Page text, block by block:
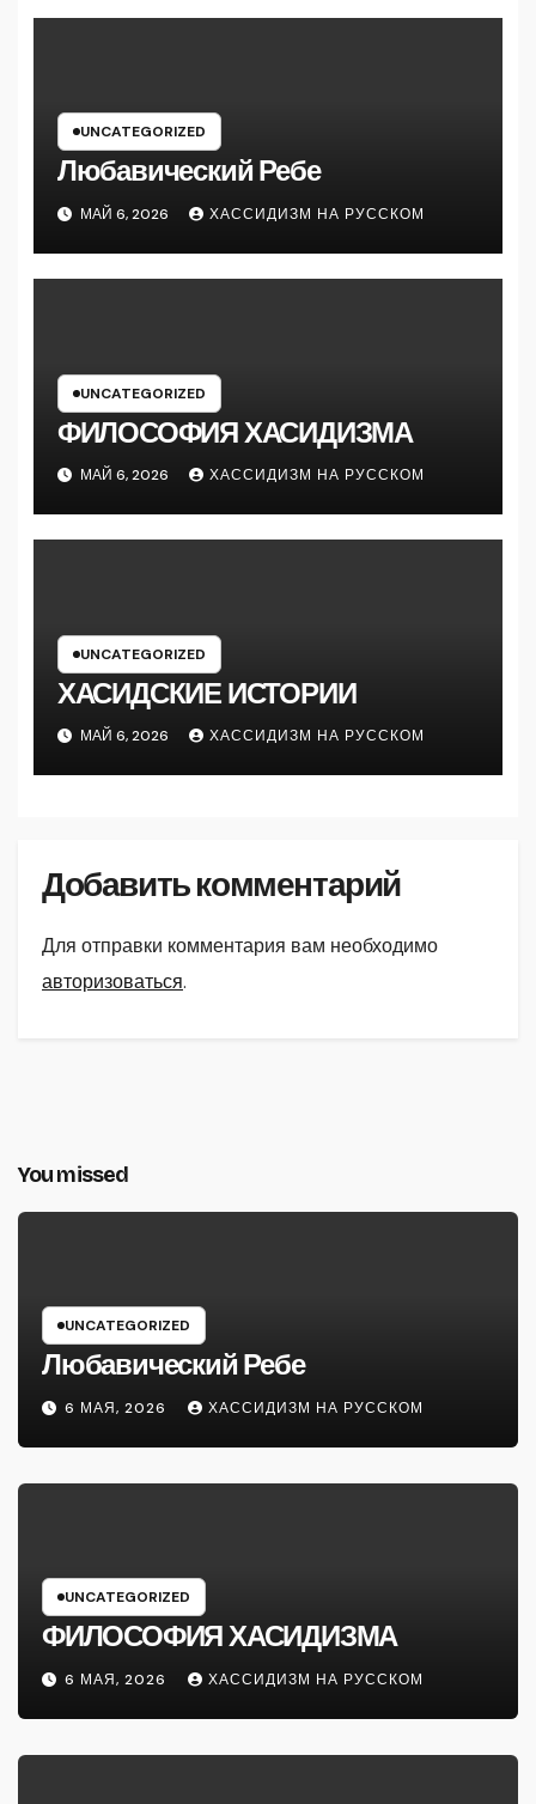
UNCATEGORIZED
Любавический Ребе
МАЙ 6, 2026 ХАССИДИЗМ НА РУССКОМ
UNCATEGORIZED
ФИЛОСОФИЯ ХАСИДИЗМА
МАЙ 6, 2026 ХАССИДИЗМ НА РУССКОМ
UNCATEGORIZED
ХАСИДСКИЕ ИСТОРИИ
МАЙ 6, 2026 ХАССИДИЗМ НА РУССКОМ
Добавить комментарий
Для отправки комментария вам необходимо
авторизоваться.
You missed
UNCATEGORIZED
Любавический Ребе
6 МАЯ, 2026 ХАССИДИЗМ НА РУССКОМ
UNCATEGORIZED
ФИЛОСОФИЯ ХАСИДИЗМА
6 МАЯ, 2026 ХАССИДИЗМ НА РУССКОМ